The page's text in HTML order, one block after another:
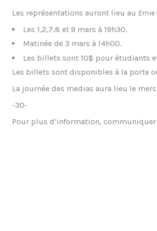
Les représentations auront lieu au Ernie
Les 1,2,7,8 et 9 mars à 19h30.
Matinée de 3 mars à 14h00.
Les billets sont 10$ pour étudiants
Les billets sont disponibles à la porte
La journée des medias aura lieu le
-30-
Pour plus d’information,